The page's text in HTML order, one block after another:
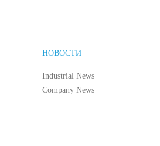
НОВОСТИ
Industrial News
Company News